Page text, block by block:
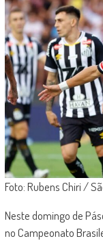
Foto: Rubens Chiri /
Neste domingo de
no Campeonato